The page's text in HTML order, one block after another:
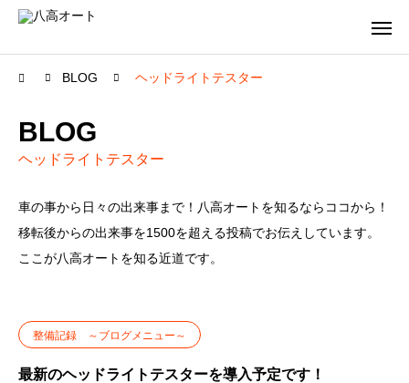
BLOG ヘッドライトテスター
BLOG
ヘッドライトテスター
車の事から日々の出来事まで！八高オートを知るならココから！
移転後からの出来事を1500を超える投稿でお伝えしています。
ここが八高オートを知る近道です。
整備記録 ～ブログメニュー～
最新のヘッドライトテスターを導入予定です！